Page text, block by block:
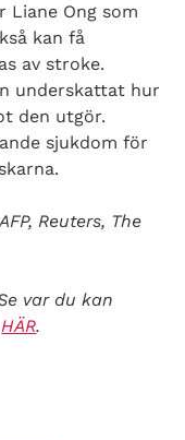
Liane Ong som
kan få
av stroke.
underskattat hur
den utgör.
sjukdom för
Reuters, The
var du kan
HÄR.